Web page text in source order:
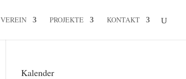
VEREIN PROJEKTE KONTAKT
Kalender